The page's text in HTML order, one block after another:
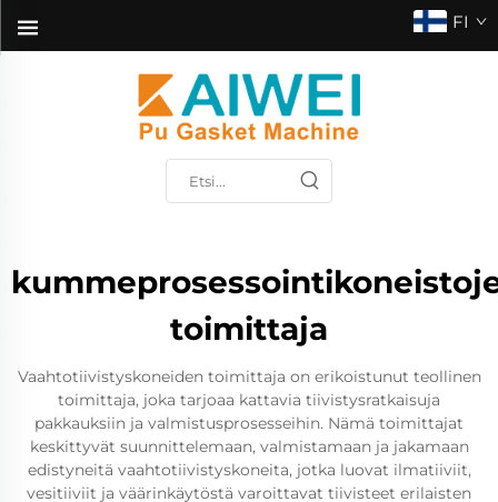
FI
toimittaja
Vaahtotiivistyskoneiden toimittaja on erikoistunut teollinen
toimittaja, joka tarjoaa kattavia tiivistysratkaisuja
pakkauksiin ja valmistusprosesseihin. Nämä toimittajat
keskittyvät suunnittelemaan, valmistamaan ja jakamaan
edistyneitä vaahtotiivistyskoneita, jotka luovat ilmatiiviit,
vesitiiviit ja väärinkäytöstä varoittavat tiivisteet erilaisten